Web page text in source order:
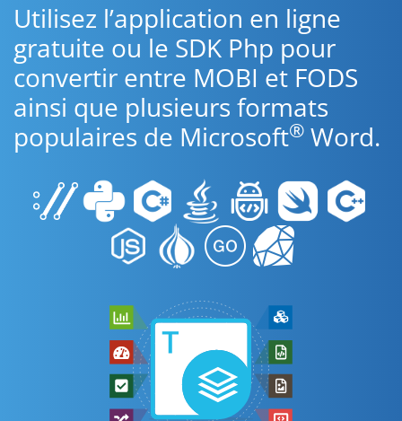
Utilisez l’application en ligne
gratuite ou le SDK Php pour
convertir entre MOBI et FODS
ainsi que plusieurs formats
populaires de Microsoft® Word.